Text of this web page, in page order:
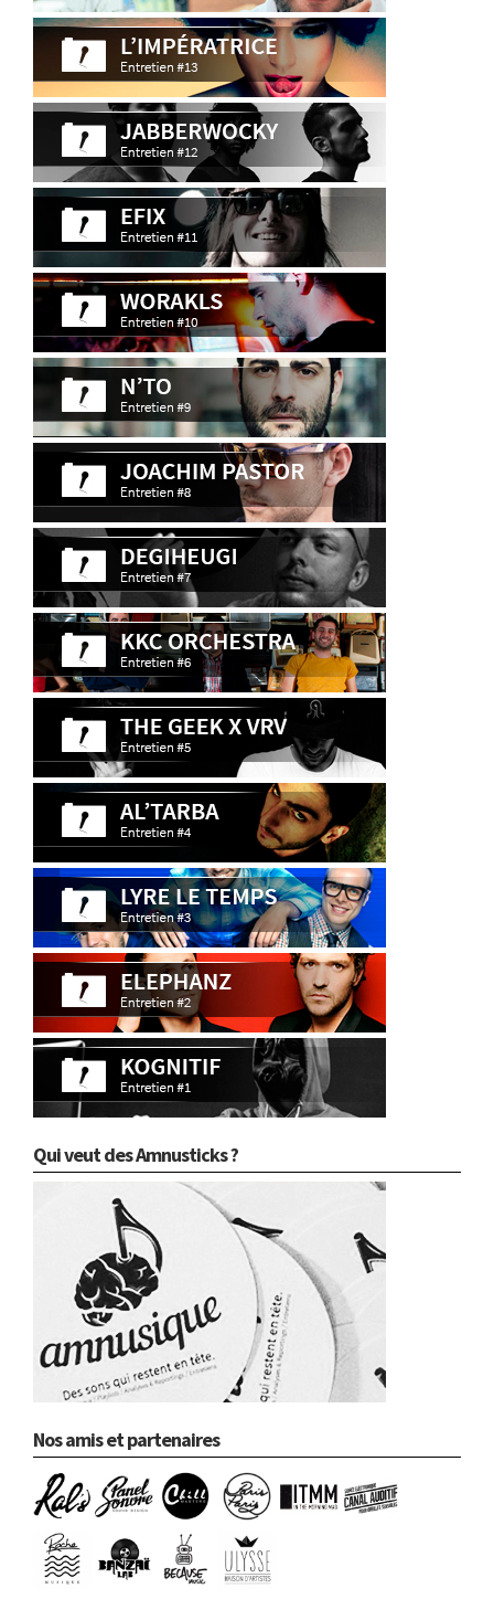
Qui veut des Amnusticks ?
Nos amis et partenaires